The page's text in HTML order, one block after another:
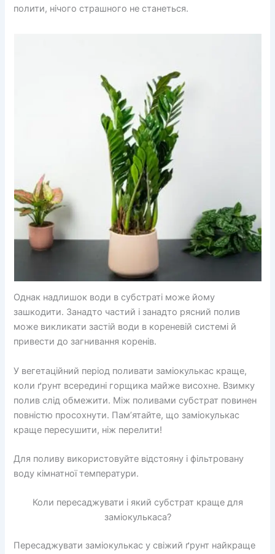
полити, нічого страшного не станеться.
Однак надлишок води в субстраті може йому
зашкодити. Занадто частий і занадто рясний полив
може викликати застій води в кореневій системі й
привести до загнивання коренів.
У вегетаційний період поливати заміокулькас краще,
коли ґрунт всередині горщика майже висохне. Взимку
полив слід обмежити. Між поливами субстрат повинен
повністю просохнути. Пам’ятайте, що заміокулькас
краще пересушити, ніж перелити!
Для поливу використовуйте відстояну і фільтровану
воду кімнатної температури.
Коли пересаджувати і який субстрат краще для
заміокулькаса?
Пересаджувати заміокулькас у свіжий ґрунт найкраще